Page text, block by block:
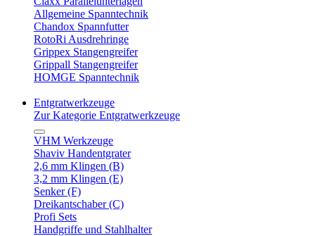
Allgemeine Spanntechnik
Chandox Spannfutter
RotoRi Ausdrehringe
Grippex Stangengreifer
Grippall Stangengreifer
HOMGE Spanntechnik
Entgratwerkzeuge
Zur Kategorie Entgratwerkzeuge
VHM Werkzeuge
Shaviv Handentgrater
2,6 mm Klingen (B)
3,2 mm Klingen (E)
Senker (F)
Dreikantschaber (C)
Profi Sets
Handgriffe und Stahlhalter